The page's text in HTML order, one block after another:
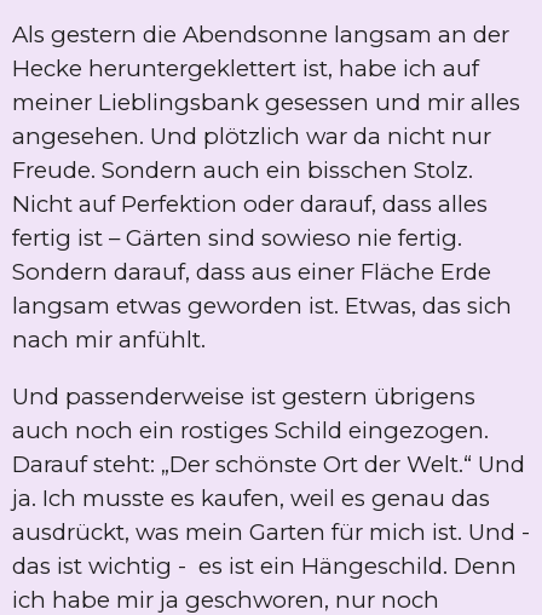
Als gestern die Abendsonne langsam an der
Hecke heruntergeklettert ist, habe ich auf
meiner Lieblingsbank gesessen und mir alles
angesehen. Und plötzlich war da nicht nur
Freude. Sondern auch ein bisschen Stolz.
Nicht auf Perfektion oder darauf, dass alles
fertig ist – Gärten sind sowieso nie fertig.
Sondern darauf, dass aus einer Fläche Erde
langsam etwas geworden ist. Etwas, das sich
nach mir anfühlt.
Und passenderweise ist gestern übrigens
auch noch ein rostiges Schild eingezogen.
Darauf steht: „Der schönste Ort der Welt.“ Und
ja. Ich musste es kaufen, weil es genau das
ausdrückt, was mein Garten für mich ist. Und -
das ist wichtig - es ist ein Hängeschild. Denn
ich habe mir ja geschworen, nur noch